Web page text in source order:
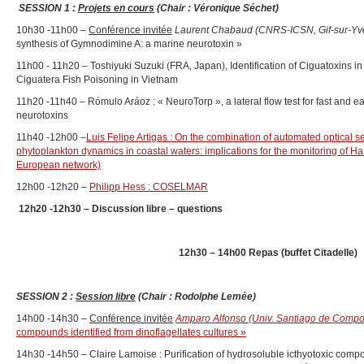
SESSION 1 : Projets en cours (Chair : Véronique Séchet)
10h30 -11h00 – Conférence invitée Laurent Chabaud (CNRS-ICSN, Gif-sur-
synthesis of Gymnodimine A: a marine neurotoxin »
11h00 - 11h20 – Toshiyuki Suzuki (FRA, Japan), Identification of Ciguatoxins
Ciguatera Fish Poisoning in Vietnam
11h20 -11h40 – Rómulo Aráoz : « NeuroTorp », a lateral flow test for fast and
neurotoxins
11h40 -12h00 –Luis Felipe Artigas : On the combination of automated optical
phytoplankton dynamics in coastal waters: implications for the monitoring of
European network)
12h00 -12h20 – Philipp Hess : COSELMAR
12h20 -12h30 – Discussion libre – questions
12h30 – 14h00 Repas (buffet Citadelle)
SESSION 2 : Session libre (Chair : Rodolphe Lemée)
14h00 -14h30 – Conférence invitée Amparo Alfonso (Univ. Santiago de
compounds identified from dinoflagellates cultures »
14h30 -14h50 – Claire Lamoise : Purification of hydrosoluble icthyotoxic